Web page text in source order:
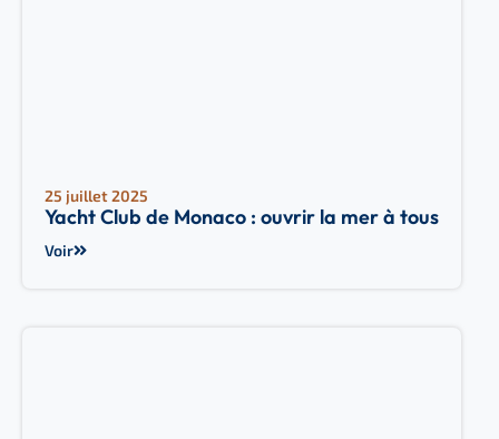
25 juillet 2025
Yacht Club de Monaco : ouvrir la mer à tous
Voir